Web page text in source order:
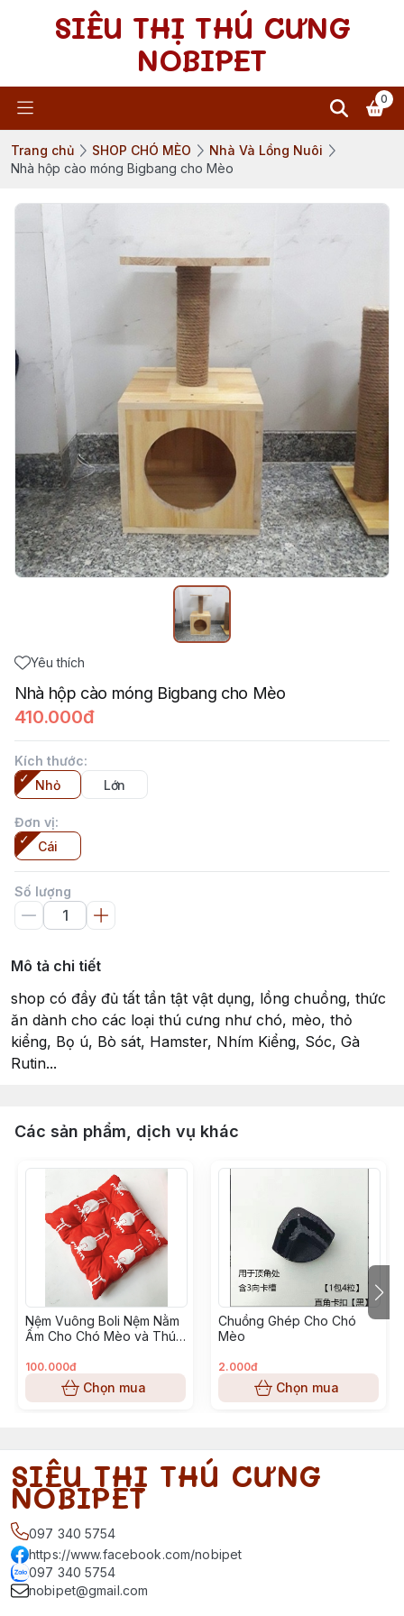
SIÊU THỊ THÚ CƯNG
NOBIPET
0
Trang chủ SHOP CHÓ MÈO
Nhà Và Lồng Nuôi
Nhà hộp cào móng Bigbang cho Mèo
Yêu thích
Nhà hộp cào móng Bigbang cho Mèo
410.000đ
Kích thước:
Nhỏ
Lớn
Đơn vị:
Cái
Số lượng
Mô tả chi tiết
shop có đầy đủ tất tần tật vật dụng, lồng chuồng, thức
ăn dành cho các loại thú cưng như chó, mèo, thỏ
kiểng, Bọ ú, Bò sát, Hamster, Nhím Kiểng, Sóc, Gà
Rutin...
Các sản phẩm, dịch vụ khác
Nệm Vuông Boli Nệm Nằm
Ấm Cho Chó Mèo và Thú
100.000đ
Chọn mua
Chuồng Ghép Cho Chó
Mèo
2.000đ
Chọn mua
SIÊU THỊ THÚ CƯNG
NOBIPET
097 340 5754
https://www.facebook.com/nobipet
097 340 5754
nobipet@gmail.com